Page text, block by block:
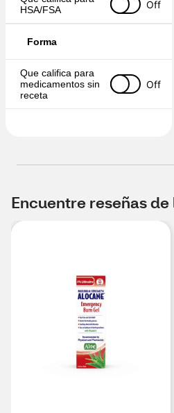
HSA/FSA
Off
Forma
Que califica para
medicamentos sin
receta
Off
Encuentre reseñas